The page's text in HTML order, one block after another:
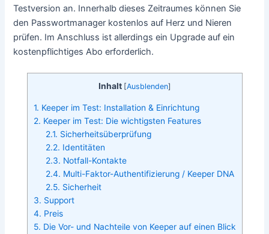
Testversion an. Innerhalb dieses Zeitraumes können Sie
den Passwortmanager kostenlos auf Herz und Nieren
prüfen. Im Anschluss ist allerdings ein Upgrade auf ein
kostenpflichtiges Abo erforderlich.
Inhalt [Ausblenden]
1. Keeper im Test: Installation & Einrichtung
2. Keeper im Test: Die wichtigsten Features
2.1. Sicherheitsüberprüfung
2.2. Identitäten
2.3. Notfall-Kontakte
2.4. Multi-Faktor-Authentifizierung / Keeper DNA
2.5. Sicherheit
3. Support
4. Preis
5. Die Vor- und Nachteile von Keeper auf einen Blick